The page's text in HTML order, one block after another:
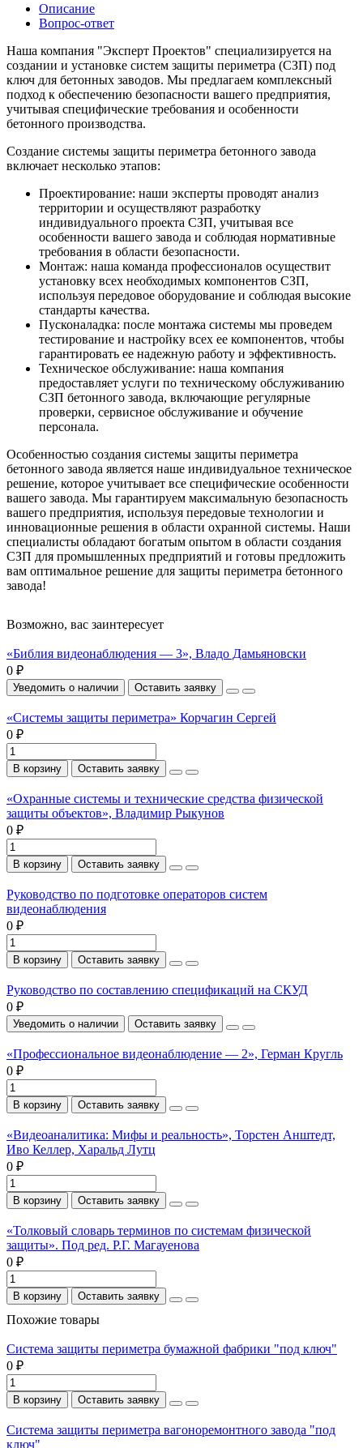
Описание
Вопрос-ответ
Наша компания "Эксперт Проектов" специализируется на
создании и установке систем защиты периметра (СЗП) под
ключ для бетонных заводов. Мы предлагаем комплексный
подход к обеспечению безопасности вашего предприятия,
учитывая специфические требования и особенности
бетонного производства.
Создание системы защиты периметра бетонного завода
включает несколько этапов:
Проектирование: наши эксперты проводят анализ
территории и осуществляют разработку
индивидуального проекта СЗП, учитывая все
особенности вашего завода и соблюдая нормативные
требования в области безопасности.
Монтаж: наша команда профессионалов осуществит
установку всех необходимых компонентов СЗП,
используя передовое оборудование и соблюдая высокие
стандарты качества.
Пусконаладка: после монтажа системы мы проведем
тестирование и настройку всех ее компонентов, чтобы
гарантировать ее надежную работу и эффективность.
Техническое обслуживание: наша компания
предоставляет услуги по техническому обслуживанию
СЗП бетонного завода, включающие регулярные
проверки, сервисное обслуживание и обучение
персонала.
Особенностью создания системы защиты периметра
бетонного завода является наше индивидуальное техническое
решение, которое учитывает все специфические особенности
вашего завода. Мы гарантируем максимальную безопасность
вашего предприятия, используя передовые технологии и
инновационные решения в области охранной системы. Наши
специалисты обладают богатым опытом в области создания
СЗП для промышленных предприятий и готовы предложить
вам оптимальное решение для защиты периметра бетонного
завода!
Возможно, вас заинтересует
«Библия видеонаблюдения — 3», Владо Дамьяновски
0 ₽
Уведомить о наличии Оставить заявку
«Системы защиты периметра» Корчагин Сергей
0 ₽
В корзину Оставить заявку
«Охранные системы и технические средства физической
защиты объектов», Владимир Рыкунов
0 ₽
В корзину Оставить заявку
Руководство по подготовке операторов систем
видеонаблюдения
0 ₽
В корзину Оставить заявку
Руководство по составлению спецификаций на СКУД
0 ₽
Уведомить о наличии Оставить заявку
«Профессиональное видеонаблюдение — 2», Герман Кругль
0 ₽
В корзину Оставить заявку
«Видеоаналитика: Мифы и реальность», Торстен Анштедт,
Иво Келлер, Харальд Лутц
0 ₽
В корзину Оставить заявку
«Толковый словарь терминов по системам физической
защиты». Под ред. Р.Г. Магауенова
0 ₽
В корзину Оставить заявку
Похожие товары
Система защиты периметра бумажной фабрики "под ключ"
0 ₽
В корзину Оставить заявку
Система защиты периметра вагоноремонтного завода "под
ключ"